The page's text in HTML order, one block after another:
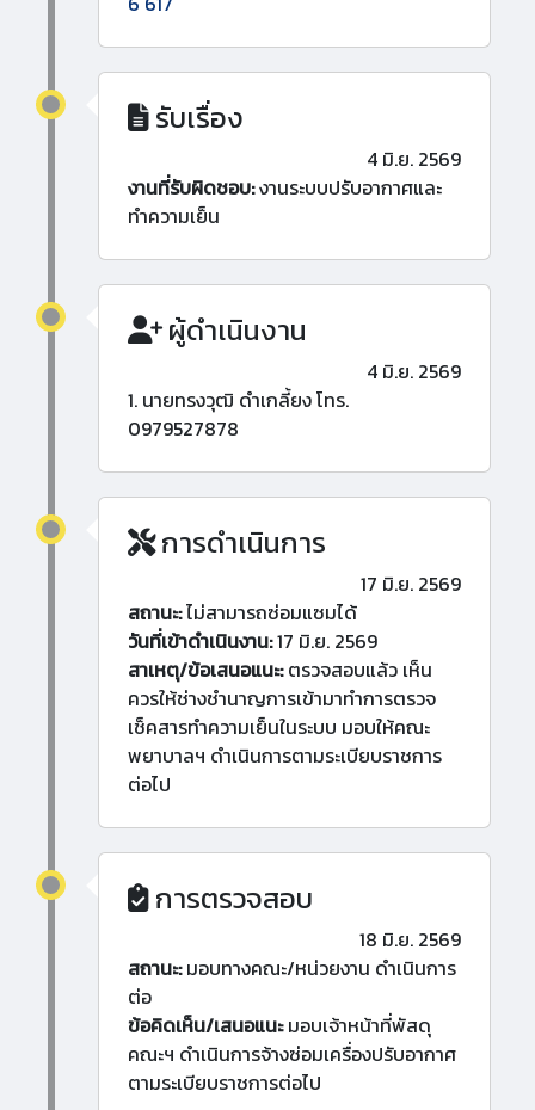
รับเรื่อง
4 มิ.ย. 2569
งานที่รับผิดชอบ:งานระบบปรับอากาศและ
ทำความเย็น
ผู้ดำเนินงาน
4 มิ.ย. 2569
1. นายทรงวุฒิ ดำเกลี้ยง โทร.
0979527878
การดำเนินการ
17 มิ.ย. 2569
สถานะ:ไม่สามารถซ่อมแซมได้
วันที่เข้าดำเนินงาน:17 มิ.ย. 2569
สาเหตุ/ข้อเสนอแนะ:ตรวจสอบแล้ว เห็น
ควรให้ช่างชำนาญการเข้ามาทำการตรวจ
เช็คสารทำความเย็นในระบบ มอบให้คณะ
พยาบาลฯ ดำเนินการตามระเบียบราชการ
ต่อไป
การตรวจสอบ
18 มิ.ย. 2569
สถานะ:มอบทางคณะ/หน่วยงาน ดำเนินการ
ต่อ
ข้อคิดเห็น/เสนอแนะมอบเจ้าหน้าที่พัสดุ
คณะฯ ดำเนินการจ้างซ่อมเครื่องปรับอากาศ
ตามระเบียบราชการต่อไป